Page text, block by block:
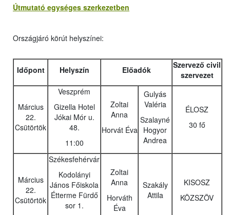
Útmutató egységes szerkezetben
Országjáró körút helyszínei:
Időpont Helyszín Előadók
Szervező civil
szervezet
Március
22.
Csütörtök
Veszprém
Gizella Hotel
Jókai Mór u.
48.
11:00
Zoltai
Anna
Horvát Éva
Gulyás
Valéria
Szalayné
Hogyor
Andrea
ÉLOSZ
30 fő
Március
22.
Csütörtök
Székesfehérvár
Kodolányi
János Főiskola
Étterme Fürdő
sor 1.
Zoltai
Anna
Horváth
Éva
Szakály
Attila
KISOSZ
KÖZSZÖV